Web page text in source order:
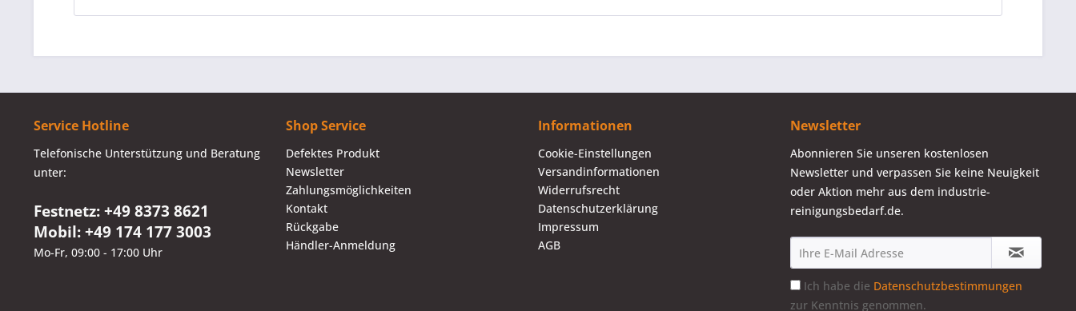
Service Hotline
Telefonische Unterstützung und Beratung
unter:
Festnetz: +49 8373 8621
Mobil: +49 174 177 3003
Mo-Fr, 09:00 - 17:00 Uhr
Shop Service
Defektes Produkt
Newsletter
Zahlungsmöglichkeiten
Kontakt
Rückgabe
Händler-Anmeldung
Informationen
Cookie-Einstellungen
Versandinformationen
Widerrufsrecht
Datenschutzerklärung
Impressum
AGB
Newsletter
Abonnieren Sie unseren kostenlosen
Newsletter und verpassen Sie keine Neuigkeit
oder Aktion mehr aus dem industrie-
reinigungsbedarf.de.
Ich habe die Datenschutzbestimmungen
zur Kenntnis genommen.